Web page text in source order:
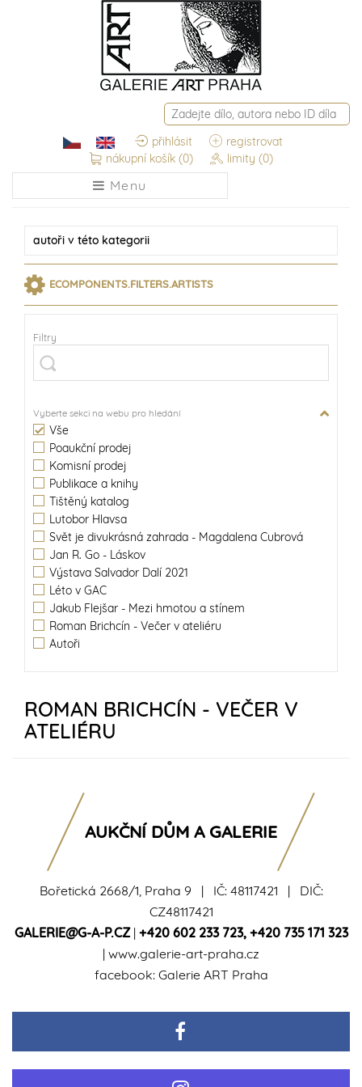
přihlásit
registrovat
nákupní košík (0) limity (0)
Menu
ROMAN BRICHCÍN - VEČER V
ATELIÉRU
autoři v této kategorii
ECOMPONENTS.FILTERS.ARTISTS
Filtry
Vyberte sekci na webu pro hledání
Vše
Poaukční prodej
Komisní prodej
Publikace a knihy
Tištěný katalog
Lutobor Hlavsa
Svět je divukrásná zahrada - Magdalena Cubrová
Jan R. Go - Láskov
Výstava Salvador Dalí 2021
Léto v GAC
Jakub Flejšar - Mezi hmotou a stínem
Roman Brichcín - Večer v ateliéru
Autoři
Bořetická 2668/1, Praha 9 | IČ: 48117421 | DIČ:
CZ48117421
GALERIE@G-A-P.CZ| +420 602 233 723, +420 735 171 323
| www.galerie-art-praha.cz
facebook: Galerie ART Praha
AUKČNÍ DŮM A GALERIE